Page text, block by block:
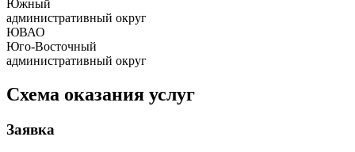
Южный
административный округ
ЮВАО
Юго-Восточный
административный округ
Схема оказания услуг
Заявка